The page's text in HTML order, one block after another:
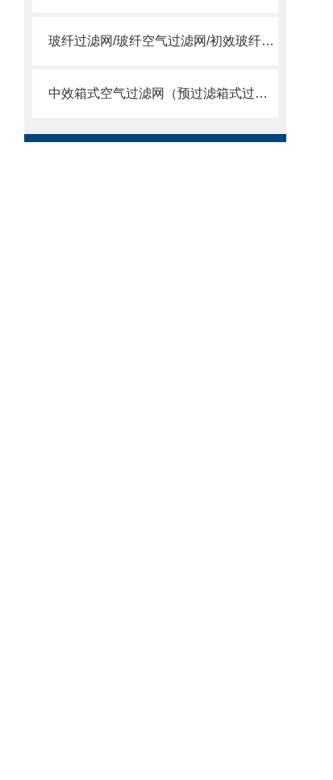
玻纤过滤网/玻纤空气过滤网/初效玻纤滤网
中效箱式空气过滤网（预过滤箱式过滤器）